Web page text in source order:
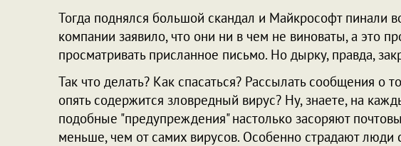
Тогда поднялся большой скандал и Майкрософт пинали
компании заявило, что они ни в чем не виноваты, а это
просматривать присланное письмо. Но дырку, правда,
Так что делать? Как спасаться? Рассылать сообщения о
опять содержится зловредный вирус? Ну, знаете, на
подобные "предупреждения" настолько засоряют
меньше, чем от самих вирусов. Особенно страдают люди